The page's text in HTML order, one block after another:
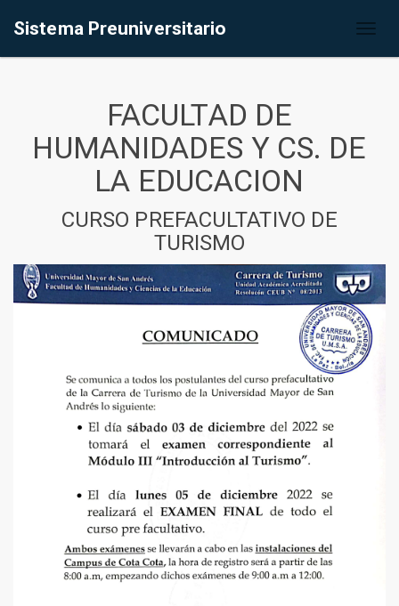
Sistema Preuniversitario
FACULTAD DE
HUMANIDADES Y CS. DE
LA EDUCACION
CURSO PREFACULTATIVO DE
TURISMO